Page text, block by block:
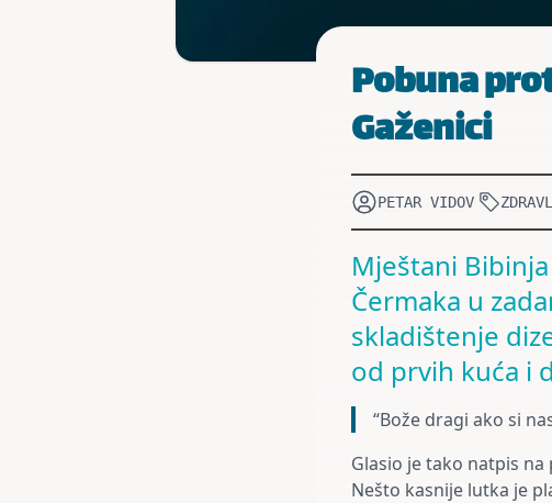
Pobuna
Gaženici
PETAR VIDOV
Mještani
Čermaka u
skladištenje
od prvih kuća i
“Bože dragi ako si
Glasio je tako natpis
Nešto kasnije lutka je